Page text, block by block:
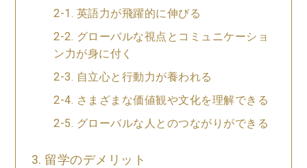
英語力が飛躍的に伸びる
グローバルな視点とコミュニケーショ
ン力が身に付く
自立心と行動力が養われる
さまざまな価値観や文化を理解できる
グローバルな人とのつながりができる
留学のデメリット